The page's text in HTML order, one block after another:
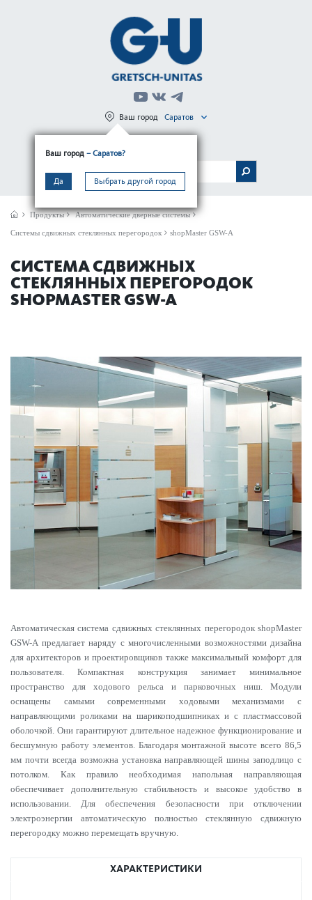
Ваш город – Саратов?
Да Выбрать другой город
Ваш город Саратов
МЕНЮ
Продукты Автом­ат­ические дверные сис­темы
Системы сдвижных стеклянных перегородок shopMaster GSW-A
СИСТЕМА СДВИЖНЫХ
СТЕКЛЯННЫХ ПЕРЕГОРОДОК
SHOPMASTER GSW-A
Автоматическая система сдвижных стеклянных перегородок shopMaster
GSW-A предлагает наряду с многочисленными возможностями дизайна
для архитекторов и проектировщиков также максимальный комфорт для
пользователя. Компактная конструкция занимает минимальное
пространство для ходового рельса и парковочных ниш. Модули
оснащены самыми современными ходовыми механизмами с
направляющими роликами на шарикоподшипниках и с пластмассовой
оболочкой. Они гарантируют длительное надежное функционирование и
бесшумную работу элементов. Благодаря монтажной высоте всего 86,5
мм почти всегда возможна установка направляющей шины заподлицо с
потолком. Как правило необходимая напольная направляющая
обеспечивает дополнительную стабильность и высокое удобство в
использовании. Для обеспечения безопасности при отключении
электроэнергии автоматическую полностью стеклянную сдвижную
перегородку можно перемещать вручную.
ХАРАКТЕРИСТИКИ